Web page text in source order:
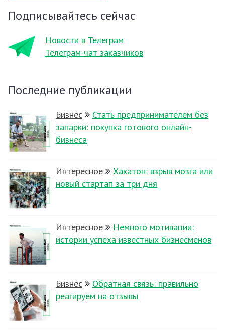
Подписывайтесь сейчас
Новости в Телеграм
Телеграм-чат заказчиков
Последние публикации
Бизнес
Стать предпринимателем без
запарки: покупка готового онлайн-
бизнеса
Интересное
Хакатон: взрыв мозга или
новый стартап за три дня
Интересное
Немного мотивации:
истории успеха известных бизнесменов
Бизнес
Обратная связь: правильно
реагируем на отзывы